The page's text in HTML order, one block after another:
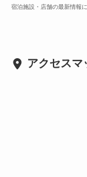
宿泊施設・店舗の最新情報
アクセスマ